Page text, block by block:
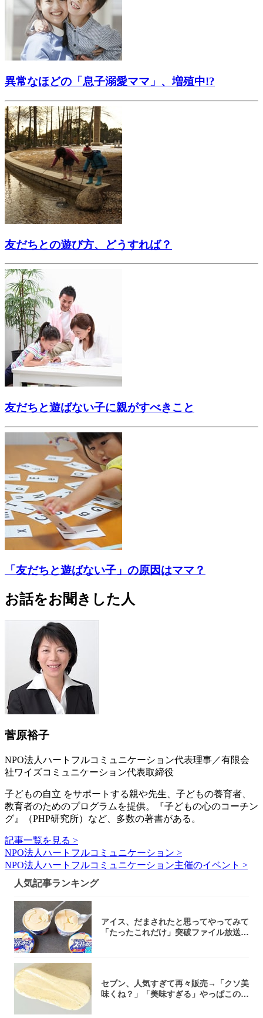
異常なほどの「息子溺愛ママ」、増殖中!?
友だちとの遊び方、どうすれば？
友だちと遊ばない子に親がすべきこと
「友だちと遊ばない子」の原因はママ？
お話をお聞きした人
菅原裕子
NPO法人ハートフルコミュニケーション代表理事／有限会
社ワイズコミュニケーション代表取締役
子どもの自立 をサポートする親や先生、子どもの養育者、
教育者のためのプログラムを提供。『子どもの心のコーチン
グ』（PHP研究所）など、多数の著書がある。
記事一覧を見る >
NPO法人ハートフルコミュニケーション >
NPO法人ハートフルコミュニケーション主催のイベント >
人気記事ランキング
アイス、だまされたと思ってやってみて
「たったこれだけ」突破ファイル放送で
セブン、人気すぎて再々販売→「クソ美
味くね？」「美味すぎる」やっぱこのク